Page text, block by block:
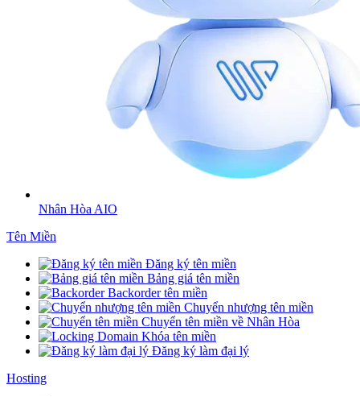
Nhân Hòa AIO
Tên Miền
Đăng ký tên miền
Bảng giá tên miền
Backorder tên miền
Chuyển nhượng tên miền
Chuyển tên miền về Nhân Hòa
Khóa tên miền
Đăng ký làm đại lý
Hosting